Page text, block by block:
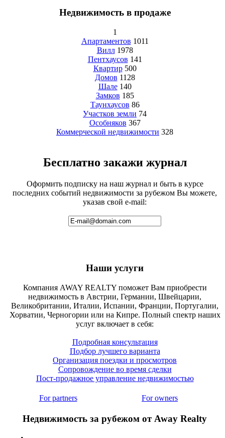
Недвижимость в продаже
1
Апартаментов 1011
Вилл 1978
Пентхаусов 141
Квартир 500
Домов 1128
Шале 140
Замков 185
Таунхаусов 86
Участков земли 74
Особняков 367
Коммерческой недвижимости 328
Бесплатно закажи журнал
Оформить подписку на наш журнал и быть в курсе
последних событий недвижимости за рубежом Вы можете,
указав свой e-mail:
Наши услуги
Компания AWAY REALTY поможет Вам приобрести
недвижимость в Австрии, Германии, Швейцарии,
Великобритании, Италии, Испании, Франции, Португалии,
Хорватии, Черногории или на Кипре. Полный спектр наших
услуг включает в себя:
Подробная консультация
Подбор лучшего варианта
Организация поездки и просмотров
Сопровождение во время сделки
Пост-продажное управление недвижимостью
For partners For owners
Недвижимость за рубежом от Away Realty